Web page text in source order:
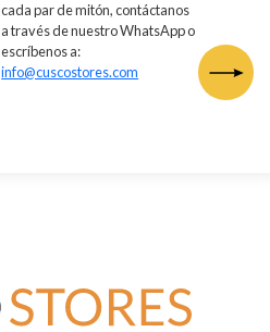
cada par de mitón, contáctanos
a través de nuestro WhatsApp o
escríbenos a:
info@cuscostores.com